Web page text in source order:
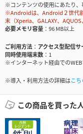
※コンテンツの使用にあたり
※Androidは、Android２世代
末（Xperia、GALAXY、
必要メモリ容量
96 MB以上
ご利用方法
アクセス型配信サ
同時使用端末数
1
※インターネット経由での
※導入・利用方法の詳細はこち
この商品を買った